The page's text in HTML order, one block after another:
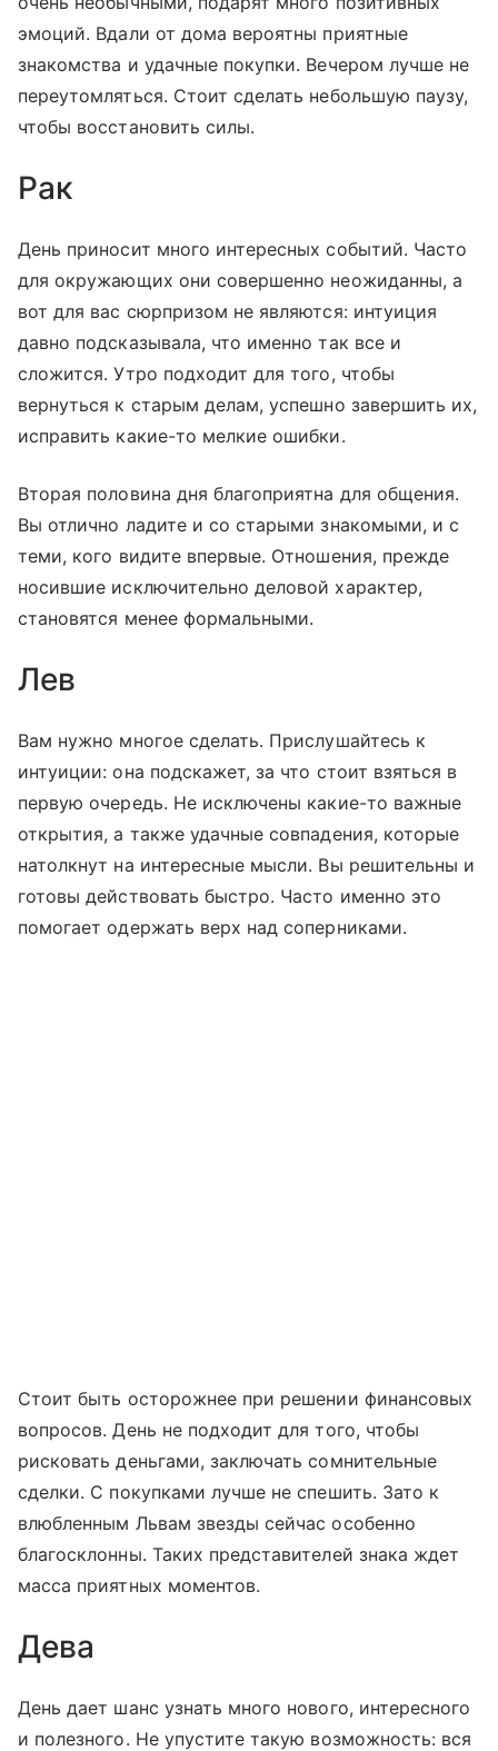
эмоций. Вдали от дома вероятны приятные
знакомства и удачные покупки. Вечером лучше не
переутомляться. Стоит сделать небольшую паузу,
чтобы восстановить силы.
Рак
День приносит много интересных событий. Часто
для окружающих они совершенно неожиданны, а
вот для вас сюрпризом не являются: интуиция
давно подсказывала, что именно так все и
сложится. Утро подходит для того, чтобы
вернуться к старым делам, успешно завершить их,
исправить какие-то мелкие ошибки.
Вторая половина дня благоприятна для общения.
Вы отлично ладите и со старыми знакомыми, и с
теми, кого видите впервые. Отношения, прежде
носившие исключительно деловой характер,
становятся менее формальными.
Лев
Вам нужно многое сделать. Прислушайтесь к
интуиции: она подскажет, за что стоит взяться в
первую очередь. Не исключены какие-то важные
открытия, а также удачные совпадения, которые
натолкнут на интересные мысли. Вы решительны и
готовы действовать быстро. Часто именно это
помогает одержать верх над соперниками.
Стоит быть осторожнее при решении финансовых
вопросов. День не подходит для того, чтобы
рисковать деньгами, заключать сомнительные
сделки. С покупками лучше не спешить. Зато к
влюбленным Львам звезды сейчас особенно
благосклонны. Таких представителей знака ждет
масса приятных моментов.
Дева
День дает шанс узнать много нового, интересного
и полезного. Не упустите такую возможность: вся